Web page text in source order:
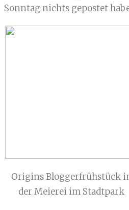
Sonntag nichts gepostet
Origins Bloggerfrühstück
der Meierei im Stadtpark